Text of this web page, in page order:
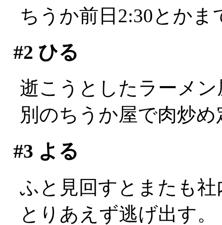
ちうか前日2:30とか
#2 ひる
逝こうとしたラーメ
別のちうか屋で肉炒
#3 よる
ふと見回すとまたも
とりあえず逃げ出す。